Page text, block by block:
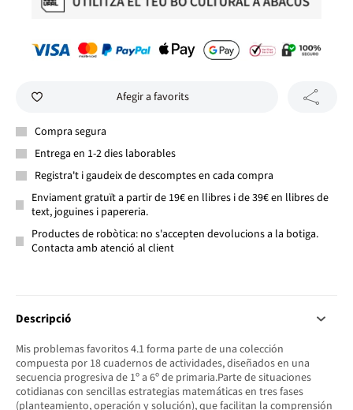
Afegir a favorits
Compra segura
Entrega en 1-2 dies laborables
Registra't i gaudeix de descomptes en cada compra
Enviament gratuït a partir de 19€ en llibres i de 39€ en llibres de
text, joguines i papereria.
Productes de robòtica: no s'accepten devolucions a la botiga.
Contacta amb atenció al client
Descripció
Mis problemas favoritos 4.1 forma parte de una colección
compuesta por 18 cuadernos de actividades, diseñados en una
secuencia progresiva de 1º a 6º de primaria.Parte de situaciones
cotidianas con sencillas estrategias matemáticas en tres fases
(planteamiento, operación y solución), que facilitan la comprensión